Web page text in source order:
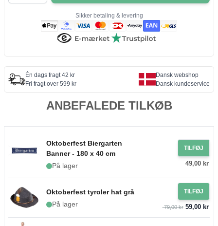
Sikker betaling & levering
Én dags fragt 42 kr
Fri fragt over 599 kr
Dansk webshop
Dansk kundeservice
ANBEFALEDE TILKØB
Oktoberfest Biergarten
Banner - 180 x 40 cm
På lager
TILFØJ
49,00 kr
Oktoberfest tyroler hat grå
På lager
TILFØJ
79,00 kr59,00 kr